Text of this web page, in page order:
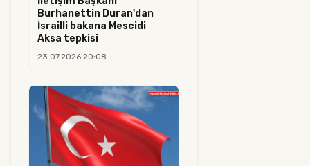
Burhanettin Duran'dan
İsrailli bakana Mescidi
Aksa tepkisi
23.07.2026 20:08